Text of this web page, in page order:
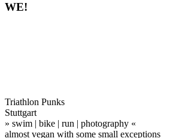
WE!
Triathlon Punks
Stuttgart
» swim | bike | run | photography «
almost vegan with some small exceptions